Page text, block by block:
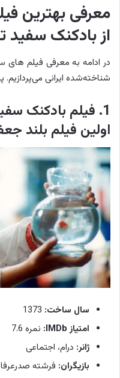
معرفی بهترین
از بادکنک
در ادامه به معرفی فیلم های
شناخته‌شده ایرانی می‌پردازیم.
اولین فیلم بلند
سال ساخت:
امتیاز IMDb:
نمره 7.6
ژانر: درام، اجتماعی
بازیگران: فرشته